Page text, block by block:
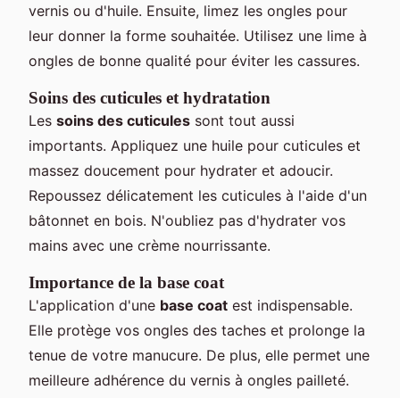
vernis ou d'huile. Ensuite, limez les ongles pour
leur donner la forme souhaitée. Utilisez une lime à
ongles de bonne qualité pour éviter les cassures.
Soins des cuticules et hydratation
Les soins des cuticules sont tout aussi
importants. Appliquez une huile pour cuticules et
massez doucement pour hydrater et adoucir.
Repoussez délicatement les cuticules à l'aide d'un
bâtonnet en bois. N'oubliez pas d'hydrater vos
mains avec une crème nourrissante.
Importance de la base coat
L'application d'une base coat est indispensable.
Elle protège vos ongles des taches et prolonge la
tenue de votre manucure. De plus, elle permet une
meilleure adhérence du vernis à ongles pailleté.